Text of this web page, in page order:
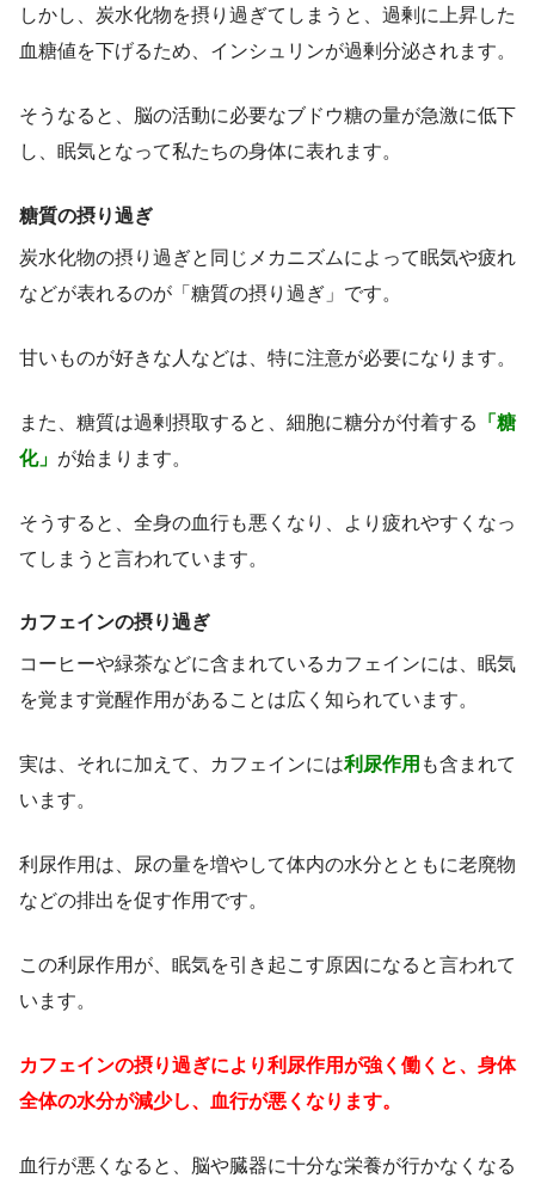
しかし、炭水化物を摂り過ぎてしまうと、過剰に上昇した
血糖値を下げるため、インシュリンが過剰分泌されます。
そうなると、脳の活動に必要なブドウ糖の量が急激に低下
し、眠気となって私たちの身体に表れます。
糖質の摂り過ぎ
炭水化物の摂り過ぎと同じメカニズムによって眠気や疲れ
などが表れるのが「糖質の摂り過ぎ」です。
甘いものが好きな人などは、特に注意が必要になります。
また、糖質は過剰摂取すると、細胞に糖分が付着する
「糖
化」 が始まります。
そうすると、全身の血行も悪くなり、より疲れやすくなっ
てしまうと言われています。
カフェインの摂り過ぎ
コーヒーや緑茶などに含まれているカフェインには、眠気
を覚ます覚醒作用があることは広く知られています。
実は、それに加えて、カフェインには利尿作用 も含まれて
います。
利尿作用は、尿の量を増やして体内の水分とともに老廃物
などの排出を促す作用です。
この利尿作用が、眠気を引き起こす原因になると言われて
います。
カフェインの摂り過ぎにより利尿作用が強く働くと、身体
全体の水分が減少し、血行が悪くなります。
血行が悪くなると、脳や臓器に十分な栄養が行かなくなる